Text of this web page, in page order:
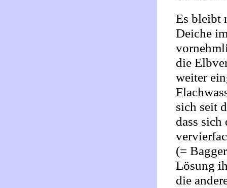
Es bleibt
Deiche
die
weiter
sich seit
dass
(=
Lösung
die